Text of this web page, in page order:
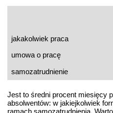
jakakolwiek praca
umowa o pracę
samo­zatrudnienie
Jest to średni procent miesięcy
absolwentów: w jakiejkolwiek